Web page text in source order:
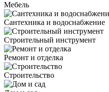
Мебель
Сантехника и водоснабжение
Строительный инструмент
Ремонт и отделка
Строительство